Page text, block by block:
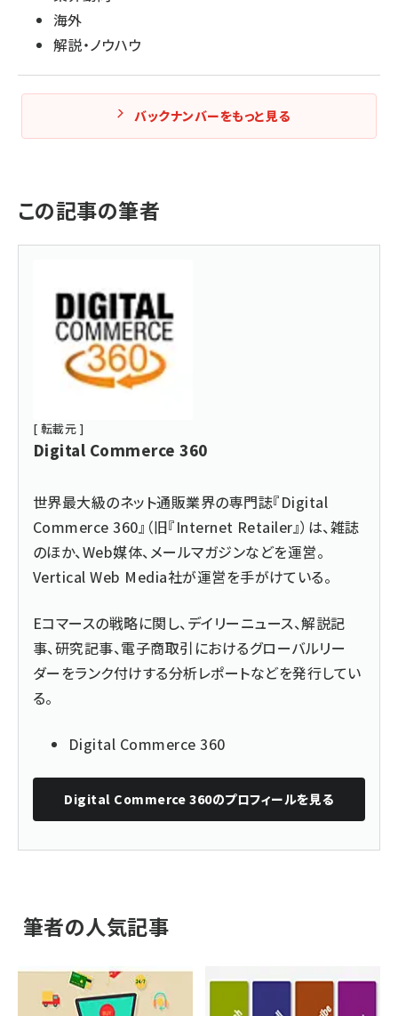
海外
解説・ノウハウ
バックナンバーをもっと見る
この記事の筆者
[ 転載元 ]
Digital Commerce 360
世界最大級のネット通販業界の専門誌『Digital
Commerce 360』（旧『Internet Retailer』）は、雑誌
のほか、Web媒体、メールマガジンなどを運営。
Vertical Web Media社が運営を手がけている。
Eコマースの戦略に関し、デイリーニュース、解説記
事、研究記事、電子商取引におけるグローバルリー
ダーをランク付けする分析レポートなどを発行してい
る。
Digital Commerce 360
Digital Commerce 360のプロフィールを見る
筆者の人気記事